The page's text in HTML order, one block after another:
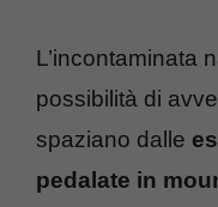
L’incontaminata
possibilità di
spaziano dalle
pedalate in